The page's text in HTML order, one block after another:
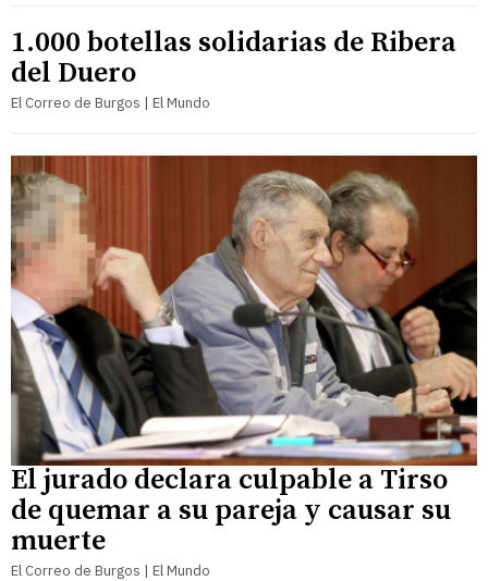
1.000 botellas solidarias de Ribera
del Duero
El Correo de Burgos | El Mundo
El jurado declara culpable a Tirso
de quemar a su pareja y causar su
muerte
El Correo de Burgos | El Mundo